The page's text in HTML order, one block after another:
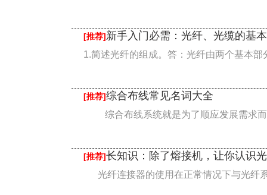
[推荐]新手入门必需：光纤、光缆的基
1.简述光纤的组成。答：光纤由两个基本
[推荐]综合布线常见名词大全
综合布线系统就是为了顺应发展需求而
[推荐]长知识：除了熔接机，让你认识
光纤连接器的使用在正常情况下与光纤